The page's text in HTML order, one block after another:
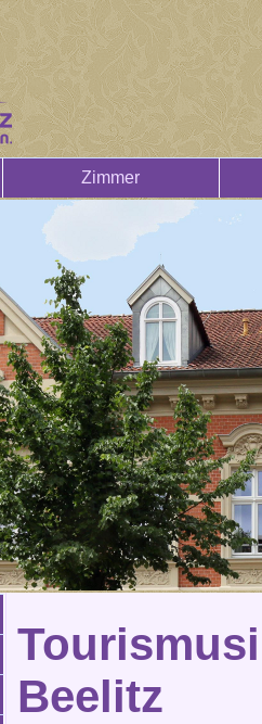
Zimmer
Beelitz